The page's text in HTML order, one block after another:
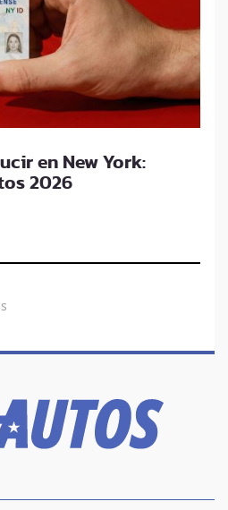
en New York:
2026